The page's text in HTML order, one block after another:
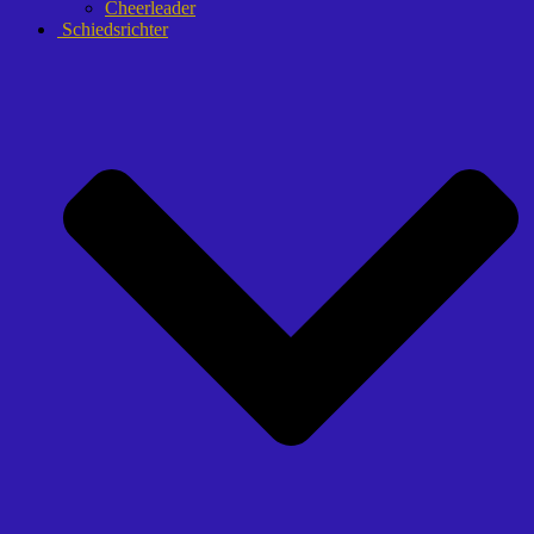
Cheerleader
Schiedsrichter